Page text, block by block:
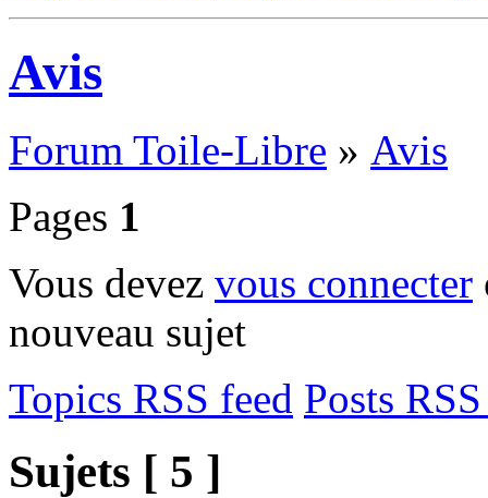
Avis
Forum Toile-Libre » Avis
Pages 1
Vous devez vous connecter
nouveau sujet
Topics RSS feed Posts
Sujets [ 5 ]